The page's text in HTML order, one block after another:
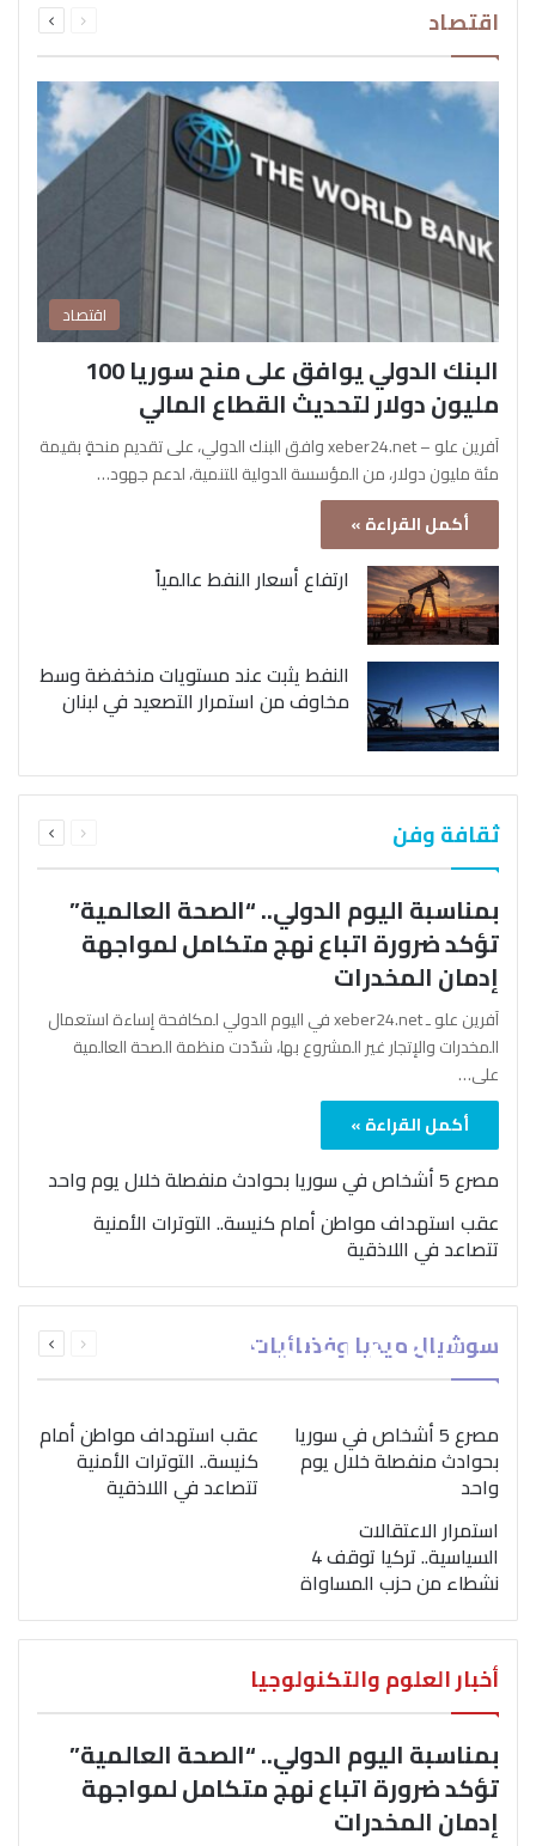
اقتصاد الصفحةالصفحة
اقتصاد
البنك الدولي يوافق على منح سوريا 100
مليون دولار لتحديث القطاع المالي
آفرين علو – xeber24.net وافق البنك الدولي، على تقديم منحةٍ بقيمة
مئة مليون دولار، من المؤسسة الدولية للتنمية، لدعم جهود…
أكمل القراءة »
ارتفاع أسعار النفط عالمياً
النفط يثبت عند مستويات منخفضة وسط
مخاوف من استمرار التصعيد في لبنان
ثقافة وفن الصفحةالصفحة
بمناسبة اليوم الدولي.. “الصحة العالمية”
تؤكد ضرورة اتباع نهج متكامل لمواجهة
إدمان المخدرات
آفرين علو ـ xeber24.net في اليوم الدولي لمكافحة إساءة استعمال
المخدرات والإتجار غير المشروع بها، شدّدت منظمة الصحة العالمية
على…
أكمل القراءة »
مصرع 5 أشخاص في سوريا بحوادث منفصلة خلال يوم واحد
عقب استهداف مواطن أمام كنيسة.. التوترات الأمنية
تتصاعد في اللاذقية
سوشيال ميديا وفضائيات الصفحةالصفحة
بمناسبة اليوم الدولي..
“الصحة العالمية” تؤكد
ضرورة اتباع نهج متكامل
لمواجهة إدمان المخدرات
مصرع 5 أشخاص في سوريا
بحوادث منفصلة خلال يوم
واحد
عقب استهداف مواطن أمام
كنيسة.. التوترات الأمنية
تتصاعد في اللاذقية
استمرار الاعتقالات
السياسية.. تركيا توقف 4
نشطاء من حزب المساواة
أخبار العلوم والتكنولوجيا
بمناسبة اليوم الدولي.. “الصحة العالمية”
تؤكد ضرورة اتباع نهج متكامل لمواجهة
إدمان المخدرات